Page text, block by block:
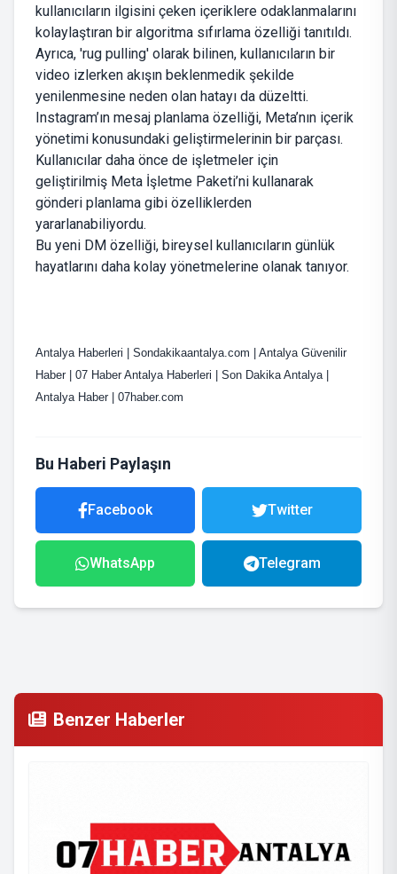
kullanıcıların ilgisini çeken içeriklere odaklanmalarını
kolaylaştıran bir algoritma sıfırlama özelliği tanıtıldı.
Ayrıca, 'rug pulling' olarak bilinen, kullanıcıların bir
video izlerken akışın beklenmedik şekilde
yenilenmesine neden olan hatayı da düzeltti.
Instagram’ın mesaj planlama özelliği, Meta’nın içerik
yönetimi konusundaki geliştirmelerinin bir parçası.
Kullanıcılar daha önce de işletmeler için
geliştirilmiş Meta İşletme Paketi’ni kullanarak
gönderi planlama gibi özelliklerden
yararlanabiliyordu.
Bu yeni DM özelliği, bireysel kullanıcıların günlük
hayatlarını daha kolay yönetmelerine olanak tanıyor.
Antalya Haberleri | Sondakikaantalya.com | Antalya Güvenilir
Haber | 07 Haber Antalya Haberleri | Son Dakika Antalya |
Antalya Haber | 07haber.com
Bu Haberi Paylaşın
Facebook Twitter
WhatsApp Telegram
Benzer Haberler